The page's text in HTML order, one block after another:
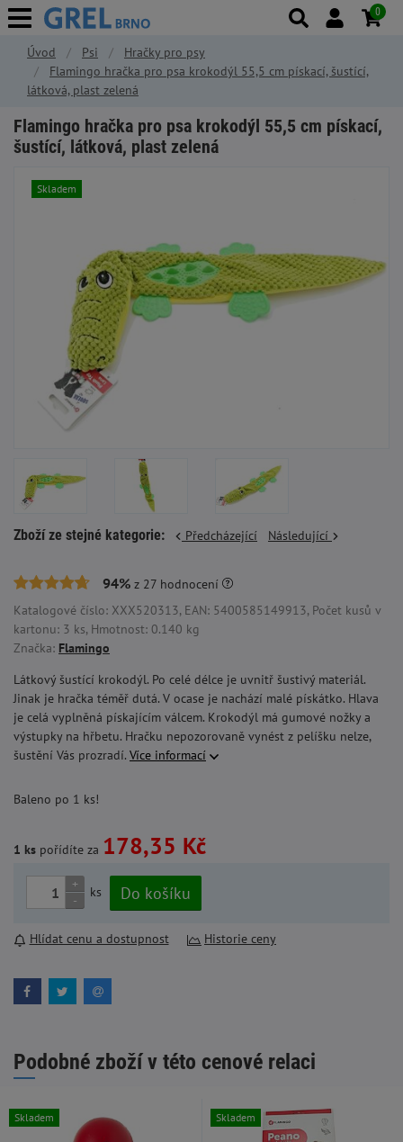
Úvod Psi
Hračky pro psy
Flamingo hračka pro psa krokodýl 55,5 cm pískací, šustící,
látková, plast zelená
Flamingo hračka pro psa krokodýl 55,5 cm pískací,
šustící, látková, plast zelená
Skladem
Zboží ze stejné kategorie: Předcházející Následující
94% z 27 hodnocení
Katalogové číslo: XXX520313, EAN: 5400585149913, Počet kusů v
kartonu: 3 ks, Hmotnost: 0.140 kg
Značka: Flamingo
Látkový šustící krokodýl. Po celé délce je uvnitř šustivý materiál.
Jinak je hračka téměř dutá. V ocase je nachází malé pískátko. Hlava
je celá vyplněná pískajícím válcem. Krokodýl má gumové nožky a
výstupky na hřbetu. Hračku nepozorovaně vynést z pelíšku nelze,
šustění Vás prozradí. Více informací
Baleno po 1 ks!
1 ks pořídíte za 178,35 Kč
+
-
ks Do košíku
Hlídat cenu a dostupnost Historie ceny
Podobné zboží v této cenové relaci
Skladem Skladem
0